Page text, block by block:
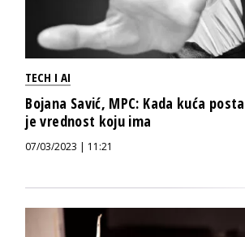
TECH I AI
Bojana Savić, MPC: Kada kuća
je vrednost koju ima
07/03/2023 | 11:21